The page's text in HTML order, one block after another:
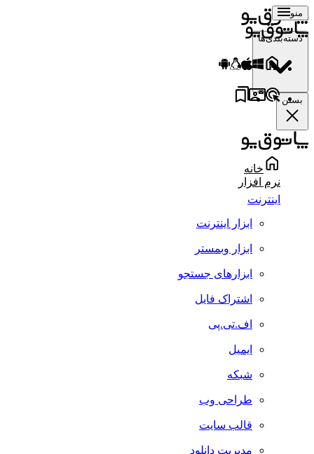
منو
دسته‌بندی‌ها
بستن
خانه
نرم افزار
اینترنت
ابزار اینترنت
ابزار وبمستر
ابزارهای جستجو
اشتراک فایل
اف.تی.پی
ایمیل
شبکه
طراحی وب
قالب سایت
مدیریت دانلود